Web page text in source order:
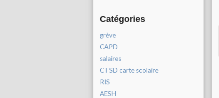
Catégories
grève
CAPD
salaires
CTSD carte scolaire
RIS
AESH